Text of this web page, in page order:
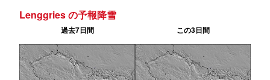
Lenggries の予報降雪
過去7日間 この3日間